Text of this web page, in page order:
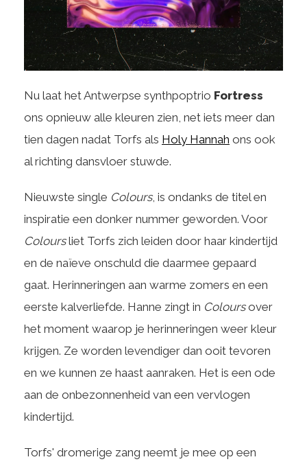
Nu laat het Antwerpse synthpoptrio Fortress
ons opnieuw alle kleuren zien, net iets meer dan
tien dagen nadat Torfs als Holy Hannah ons ook
al richting dansvloer stuwde.
Nieuwste single Colours, is ondanks de titel en
inspiratie een donker nummer geworden. Voor
Coloursliet Torfs zich leiden door haar kindertijd
en de naïeve onschuld die daarmee gepaard
gaat. Herinneringen aan warme zomers en een
eerste kalverliefde. Hanne zingt in Coloursover
het moment waarop je herinneringen weer kleur
krijgen. Ze worden levendiger dan ooit tevoren
en we kunnen ze haast aanraken. Het is een ode
aan de onbezonnenheid van een vervlogen
kindertijd.
Torfs' dromerige zang neemt je mee op een